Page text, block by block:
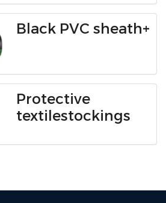
Black PVC sheath+
Protective
textilestockings